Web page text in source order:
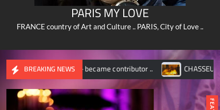
PARIS MY LOVE
FRANCE country of Art and Culture .. PARIS, City of Love ..
BREAKING NEWS
became contributor .. CHASSEUR D’IMAGES – Octobre